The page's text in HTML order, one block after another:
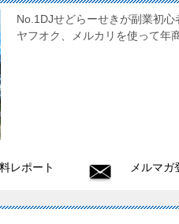
No.1DJせどらーせきが副業
ヤフオク、メルカリを使って年
レポート メルマガ